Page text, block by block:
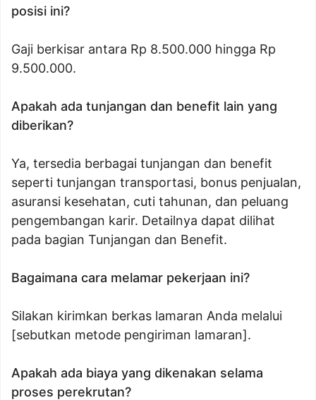
posisi ini?
Gaji berkisar antara Rp 8.500.000 hingga Rp
9.500.000.
Apakah ada tunjangan dan benefit lain yang
diberikan?
Ya, tersedia berbagai tunjangan dan benefit
seperti tunjangan transportasi, bonus penjualan,
asuransi kesehatan, cuti tahunan, dan peluang
pengembangan karir. Detailnya dapat dilihat
pada bagian Tunjangan dan Benefit.
Bagaimana cara melamar pekerjaan ini?
Silakan kirimkan berkas lamaran Anda melalui
[sebutkan metode pengiriman lamaran].
Apakah ada biaya yang dikenakan selama
proses perekrutan?